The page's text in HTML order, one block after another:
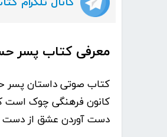
معرفی کتاب پسر
کتاب صوتی داستان پسر
کانون فرهنگی چوک است
دست آوردن عشق از دست